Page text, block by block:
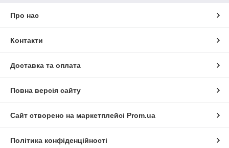
Про нас
Контакти
Доставка та оплата
Повна версія сайту
Сайт створено на маркетплейсі Prom.ua
Політика конфіденційності